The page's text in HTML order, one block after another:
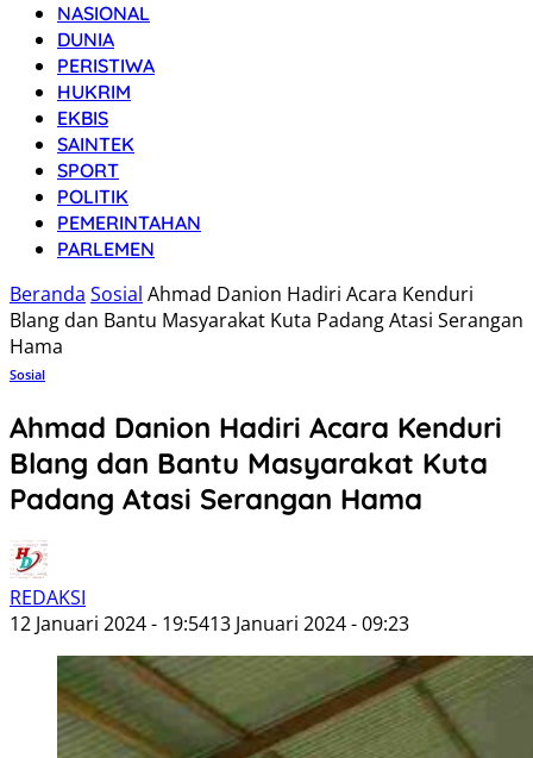
NASIONAL
DUNIA
PERISTIWA
HUKRIM
EKBIS
SAINTEK
SPORT
POLITIK
PEMERINTAHAN
PARLEMEN
Beranda Sosial Ahmad Danion Hadiri Acara Kenduri
Blang dan Bantu Masyarakat Kuta Padang Atasi Serangan
Hama
Sosial
Ahmad Danion Hadiri Acara Kenduri
Blang dan Bantu Masyarakat Kuta
Padang Atasi Serangan Hama
REDAKSI
12 Januari 2024 - 19:5413 Januari 2024 - 09:23